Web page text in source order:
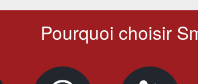
Pourquoi choisir